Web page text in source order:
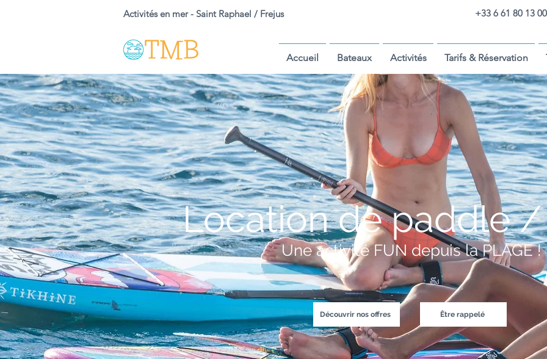
Activités en mer - Saint Raphael / Frejus +33 6 61 80 13 00
Accueil Bateaux Activités Tarifs & Réservation
Location de paddle
Une activité FUN depuis la PLAGE !
Découvrir nos offres Être rappelé